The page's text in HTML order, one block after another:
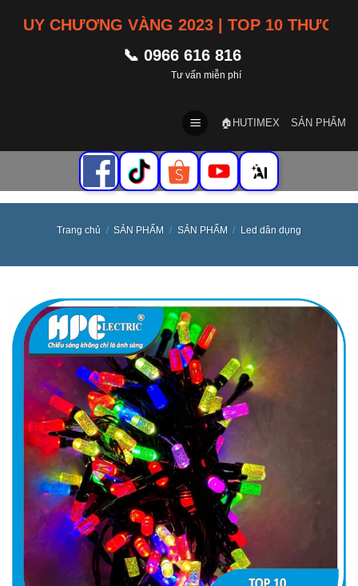
VÀNG 2023 | TOP 10 THƯƠNG HIỆU
📞 0966 616 816
Tư vấn miễn phí
🏠HUTIMEX SẢN PHẨM
Trang chủ / SẢN PHẨM / SẢN PHẨM / Led dân dụng